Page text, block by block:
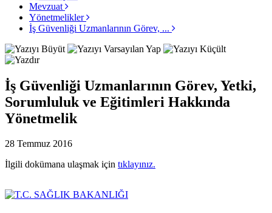
Mevzuat
Yönetmelikler
İş Güvenliği Uzmanlarının Görev, ...
İş Güvenliği Uzmanlarının Görev, Yetki,
Sorumluluk ve Eğitimleri Hakkında
Yönetmelik
28 Temmuz 2016
İlgili dokümana ulaşmak için tıklayınız.